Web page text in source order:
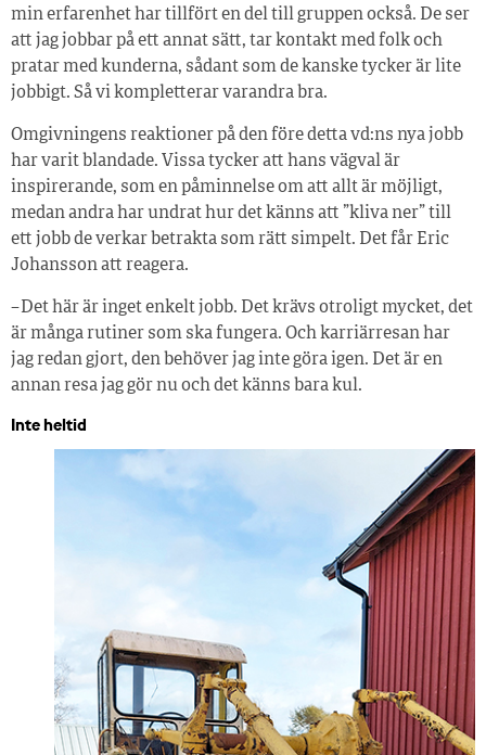
min erfarenhet har tillfört en del till gruppen också. De ser
att jag jobbar på ett annat sätt, tar kontakt med folk och
pratar med kunderna, sådant som de kanske tycker är lite
jobbigt. Så vi kompletterar varandra bra.
Omgivningens reaktioner på den före detta vd:ns nya jobb
har varit blandade. Vissa tycker att hans vägval är
inspirerande, som en påminnelse om att allt är möjligt,
medan andra har undrat hur det känns att ”kliva ner” till
ett jobb de verkar betrakta som rätt simpelt. Det får Eric
Johansson att reagera.
– Det här är inget enkelt jobb. Det krävs otroligt mycket, det
är många rutiner som ska fungera. Och karriärresan har
jag redan gjort, den behöver jag inte göra igen. Det är en
annan resa jag gör nu och det känns bara kul.
Inte heltid